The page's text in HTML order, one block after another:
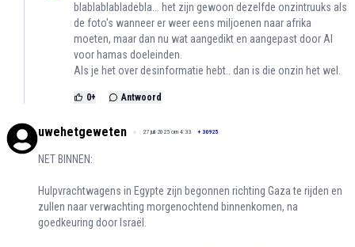
blablablabladebla... het zijn gewoon dezelfde onzintruuks als
de foto's wanneer er weer eens miljoenen naar afrika
moeten, maar dan nu wat aangedikt en aangepast door AI
voor hamas doeleinden.
Als je het over desinformatie hebt.. dan is die onzin het wel.
0+ Antwoord
uwehetgeweten 27 juli 2025 om 4:33 + 30925
NET BINNEN:
Hulpvrachtwagens in Egypte zijn begonnen richting Gaza te rijden en
zullen naar verwachting morgenochtend binnenkomen, na
goedkeuring door Israël.